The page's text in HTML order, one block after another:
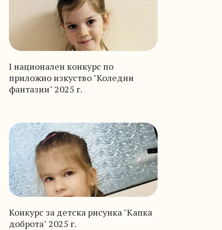
I национален конкурс по
приложно изкуство "Коледни
фантазии" 2025 г.
Конкурс за детска рисунка "Капка
доброта" 2025 г.